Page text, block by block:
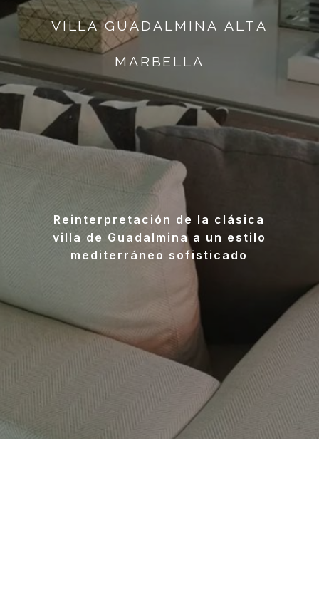
VILLA GUADALM I N A ALTA
M AR BE LLA
Reinterpretación de la clásica
villa de Guadalmina a un estilo
mediterráneo sofisticado